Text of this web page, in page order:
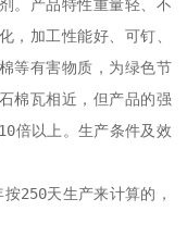
。产品特性重量轻、不
，加工性能好、可钉、
等有害物质，为绿色节
棉瓦相近，但产品的强
倍以上。生产条件及效
250天生产来计算的，